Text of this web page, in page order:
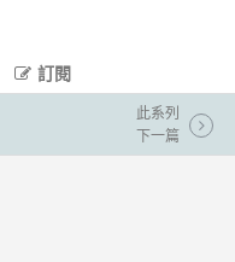
訂閱
此系列
下一篇